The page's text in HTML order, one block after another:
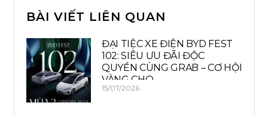
BÀI VIẾT LIÊN QUAN
ĐẠI TIỆC XE ĐIỆN BYD FEST
102: SIÊU ƯU ĐÃI ĐỘC
QUYỀN CÙNG GRAB – CƠ HỘI
VÀNG CHO…
15/07/2026